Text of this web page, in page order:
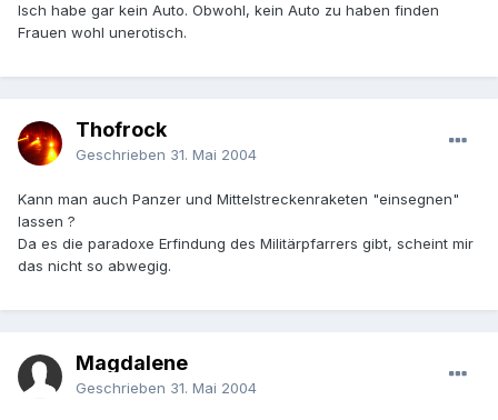
Isch habe gar kein Auto. Obwohl, kein Auto zu haben finden
Frauen wohl unerotisch.
Thofrock
Geschrieben 31. Mai 2004
Kann man auch Panzer und Mittelstreckenraketen "einsegnen"
lassen ?
Da es die paradoxe Erfindung des Militärpfarrers gibt, scheint mir
das nicht so abwegig.
Magdalene
Geschrieben 31. Mai 2004